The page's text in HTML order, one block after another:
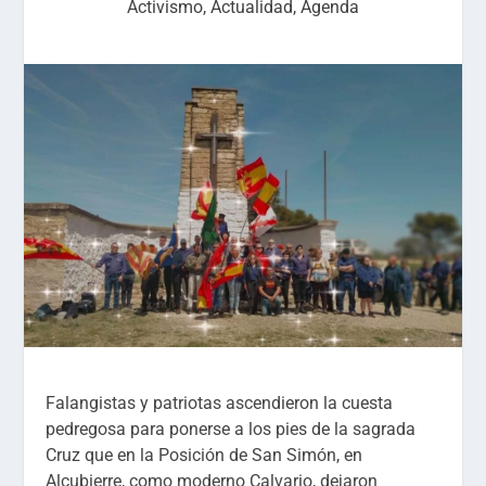
Activismo, Actualidad, Agenda
Falangistas y patriotas ascendieron la cuesta
pedregosa para ponerse a los pies de la sagrada
Cruz que en la Posición de San Simón, en
Alcubierre, como moderno Calvario, dejaron